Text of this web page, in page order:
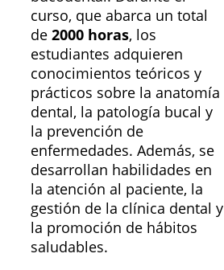
curso, que abarca un total
de 2000 horas, los
estudiantes adquieren
conocimientos teóricos y
prácticos sobre la anatomía
dental, la patología bucal y
la prevención de
enfermedades. Además, se
desarrollan habilidades en
la atención al paciente, la
gestión de la clínica dental y
la promoción de hábitos
saludables.